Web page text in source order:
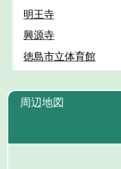
明王寺
興源寺
徳島市立体育館
周辺地図